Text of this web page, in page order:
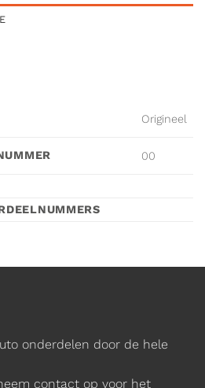
Origineel
00
onderdelen door de hele
contact op voor het